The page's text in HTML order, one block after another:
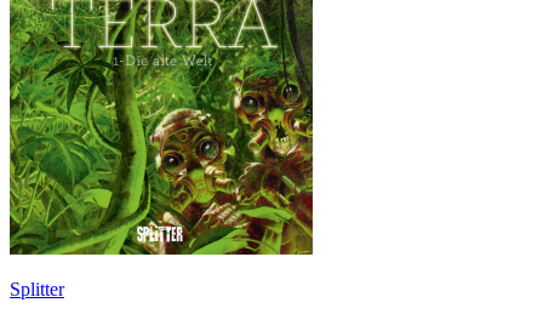
Splitter